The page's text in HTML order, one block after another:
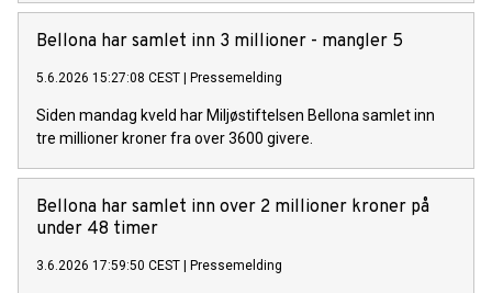
beslutning.
Bellona har samlet inn 3 millioner - mangler 5
5.6.2026 15:27:08 CEST Pressemelding
Siden mandag kveld har Miljøstiftelsen Bellona samlet inn
tre millioner kroner fra over 3600 givere.
Bellona har samlet inn over 2 millioner kroner på
under 48 timer
3.6.2026 17:59:50 CEST Pressemelding